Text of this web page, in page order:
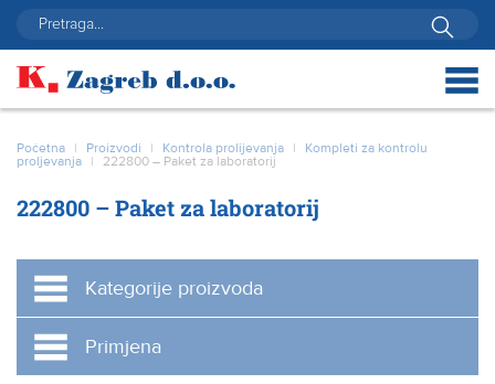
Početna | Proizvodi | Kontrola prolijevanja |
Kompleti za kontrolu
proljevanja | 222800 – Paket za laboratorij
222800 – Paket za laboratorij